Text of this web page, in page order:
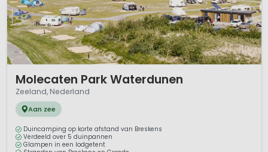
Molecaten Park Waterdunen
Zeeland, Nederland
Aan zee
Duincamping op korte afstand van Breskens
Verdeeld over 5 duinpannen
Glampen in een lodgetent